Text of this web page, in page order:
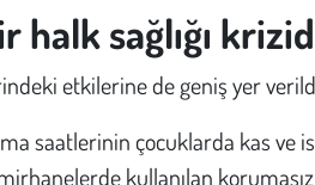
halk sağlığı
etkilerine de geniş yer
saatlerinin çocuklarda kas ve
kullanılan